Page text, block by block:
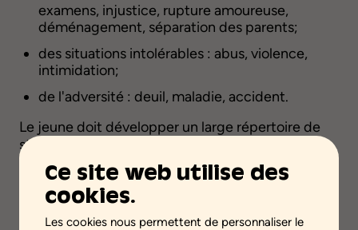
Ce site web utilise des
cookies.
Les cookies nous permettent de personnaliser le
examens, injustice, rupture amoureuse,
déménagement, séparation des parents;
des situations intolérables : abus, violence,
intimidation;
de l'adversité : deuil, maladie, accident.
Le jeune doit développer un large répertoire de
stratégies d'adaptation lui permettant de réagir
dans ces diverses situations. La gestion des
émotions et du stress passe d'abord par la
reconnaissance de ces états et leur
compréhension.